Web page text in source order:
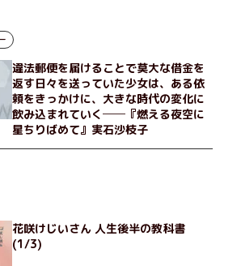
うな存在の博士とまみえることはできるの
詞「かたむくマリア」に込められた秘密と
が鮮烈な余韻を残すシリーズ第四作！
違法郵便を届けることで莫大な借金を
返す日々を送っていた少女は、ある依
頼をきっかけに、大きな時代の変化に
飲み込まれていく──『燃える夜空に
星ちりばめて』実石沙枝子
花咲けじいさん 人生後半の教科書
(1/3)